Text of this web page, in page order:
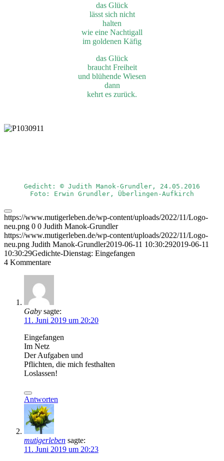
das Glück
lässt sich nicht
halten
wie eine Nachtigall
im goldenen Käfig
das Glück
braucht Freiheit
und blühende Wiesen
dann
kehrt es zurück.
Gedicht: © Judith Manok-Grundler, 24.05.2016
Foto: Erwin Grundler, Überlingen-Aufkirch
https://www.mutigerleben.de/wp-content/uploads/2022/11/Logo-
neu.png 0 0 Judith Manok-Grundler
https://www.mutigerleben.de/wp-content/uploads/2022/11/Logo-
neu.png Judith Manok-Grundler2019-06-11 10:30:292019-06-11
10:30:29Gedichte-Dienstag: Eingefangen
4 Kommentare
Gaby sagte:
11. Juni 2019 um 20:20
Eingefangen
Im Netz
Der Aufgaben und
Pflichten, die mich festhalten
Loslassen!
Antworten
mutigerleben sagte:
11. Juni 2019 um 20:23